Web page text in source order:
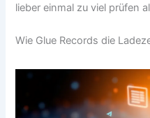
lieber einmal zu viel prüfen
Wie Glue Records die